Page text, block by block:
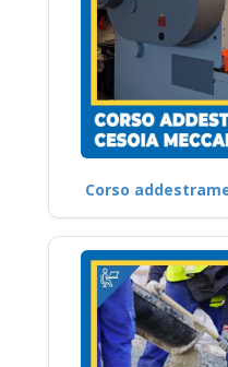
Corso